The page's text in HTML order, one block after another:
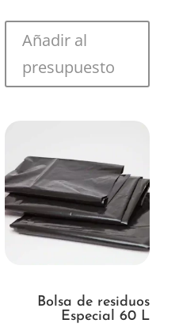
₲
Añadir al
presupuesto
Bolsa de residuos
Especial 60 L